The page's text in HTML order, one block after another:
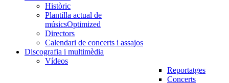
Històric
Plantilla actual de
músicsOptimized
Directors
Calendari de concerts i assajos
Discografia i multimèdia
Vídeos
Reportatges
Concerts